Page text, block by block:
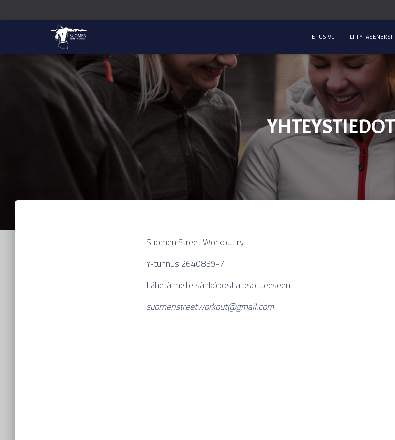
ETUSIVU LIITY JÄSENEKSI
YHTEYSTIEDOT
Suomen Street Workout ry
Y-tunnus 2640839-7
Lähetä meille sähköpostia osoitteeseen
suomenstreetworkout@gmail.com